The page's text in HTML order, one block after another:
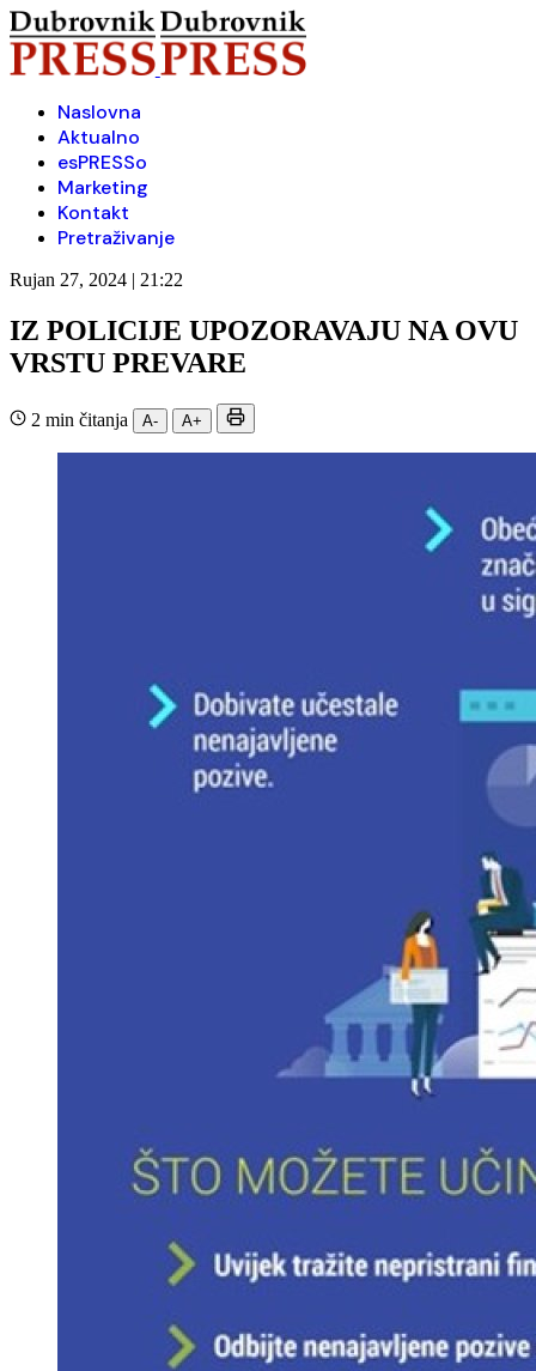
Naslovna
Aktualno
esPRESSo
Marketing
Kontakt
Pretraživanje
Rujan 27, 2024 | 21:22
IZ POLICIJE UPOZORAVAJU NA OVU
VRSTU PREVARE
2 min čitanja A- A+